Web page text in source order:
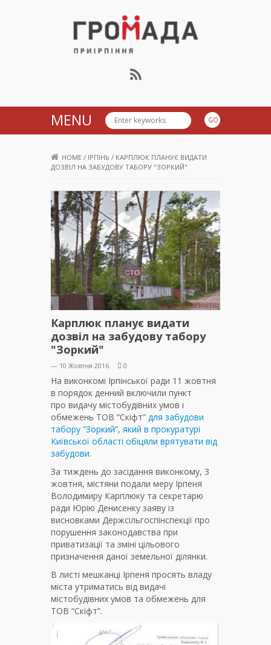
Громада Приірпіння
MENU
HOME / ІРПІНЬ / КАРПЛЮК ПЛАНУЄ ВИДАТИ
ДОЗВІЛ НА ЗАБУДОВУ ТАБОРУ "ЗОРКИЙ"
Карплюк планує видати
дозвіл на забудову табору
"Зоркий"
— 10 Жовтня 2016 0
На виконкомі Ірпінської ради 11 жовтня
в порядок денний включили пункт
про видачу містобудівних умов і
обмежень ТОВ “Скіфт” для забудови
табору “Зоркий”, який в прокуратурі
Київської області обіцяли врятувати від
забудови.
За тиждень до засідання виконкому, 3
жовтня, містяни подали меру Ірпеня
Володимиру Карплюку та секретарю
ради Юрію Денисенку заяву із
висновками Держсільгоспінспекції про
порушення законодавства при
приватизації та зміні цільового
призначення даної земельної ділянки.
В листі мешканці Ірпеня просять владу
міста утриматись від видачі
містобудівних умов та обмежень для
ТОВ “Скіфт”.